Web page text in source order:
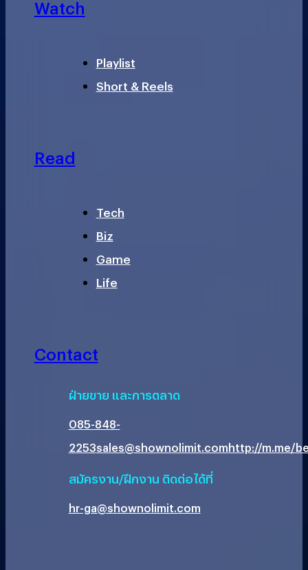
Watch
Playlist
Short & Reels
Read
Tech
Biz
Game
Life
Contact
ฝ่ายขาย และการตลาด
085-848-
2253sales@shownolimit.comhttp://m.me/
สมัครงาน/ฝึกงาน ติดต่อได้ที่
hr-ga@shownolimit.com